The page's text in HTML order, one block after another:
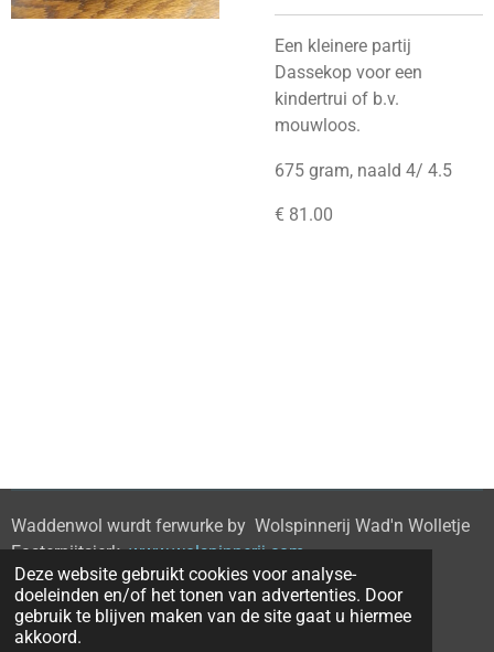
Deze website gebruikt cookies voor analyse-
doeleinden en/of het tonen van advertenties. Door
gebruik te blijven maken van de site gaat u hiermee
akkoord.
Een kleinere partij
Dassekop voor een
kindertrui of b.v.
mouwloos.
675 gram, naald 4/ 4.5
€ 81.00
Waddenwol wurdt ferwurke by Wolspinnerij Wad'n Wolletje
Easternijtsjerkwww.wolspinnerij.com
© 2022 - 2026 waddenwol.nl